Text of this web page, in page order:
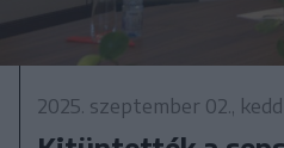
2025. szeptember 02., kedd